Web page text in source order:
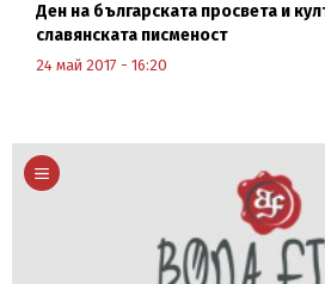
Ден на българската просвета и
славянската писменост
24 май 2017 - 16:20
Научи повече